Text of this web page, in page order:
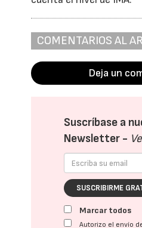
COMENTARIOS AL
Deja un
Suscríbase a
Newsletter -
SUSCRIBIRME
Marcar todos
Autorizo el envío